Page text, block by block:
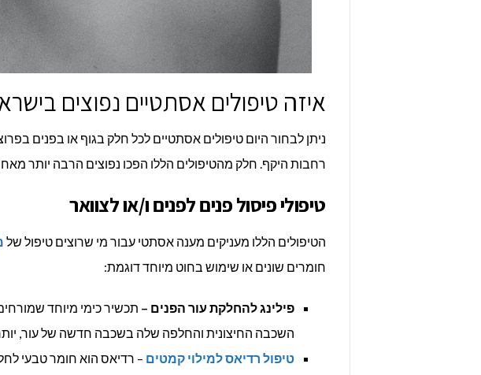
איזה טיפולים אסתטיים נפוצים
ניתן לבחור היום טיפולים אסתטיים לכל חלק בגוף או בפנים
רחבות היקף. חלק מהטיפולים הללו הפכו נפוצים הרבה יותר
טיפולי פיסול פנים לפנים ו/או לצוואר
הטיפולים הללו מעניקים מענה אסתטי עבור מי שרוצים טיפול של
חומרים שונים או שימוש בחוט מיוחד דוגמת:
פילינג להחלקת עור הפנים – תכשיר כימי מיוחד
השכבה החיצונית והחלפה שלה בשכבה חדשה של עור,
טיפול רדיאס למילוי קמטים – רדיאס הוא חומר טבעי